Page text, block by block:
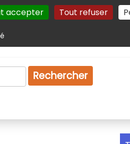
accepter Tout refuser
Plan du site Gestion des
Rechercher